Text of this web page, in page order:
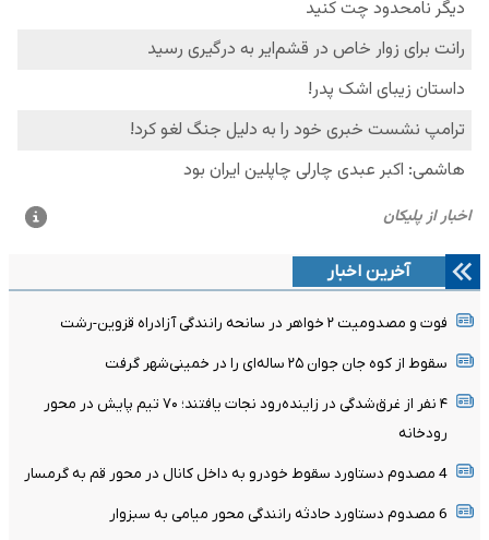
آخرین اخبار
فوت و مصدومیت ۲ خواهر در سانحه رانندگی آزادراه قزوین-رشت
سقوط از کوه جان جوان ۲۵ ساله‌ای را در خمینی‌شهر گرفت
۴ نفر از غرق‌شدگی در زاینده‌رود نجات یافتند؛ ۷۰ تیم پایش در محور
رودخانه
4 مصدوم دستاورد سقوط خودرو به داخل کانال در محور قم به گرمسار
6 مصدوم دستاورد حادثه رانندگی محور میامی به سبزوار